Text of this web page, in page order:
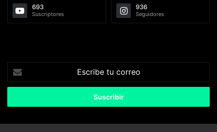
693
Suscriptores
936
Seguidores
tu
correo